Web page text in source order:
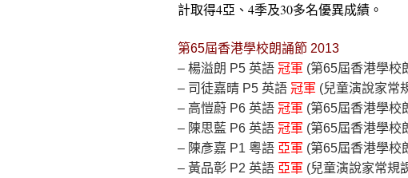
計取得4亞、 4季及30多名優異成績。
第65屆香港學校朗誦節 2013
– 楊溢朗 P5 英語 冠軍 (第65屆香港學校
– 司徒嘉晴 P5 英語 冠軍 (兒童演說家常
– 高愷蔚 P6 英語 冠軍 (第65屆香港學校
– 陳思藍 P6 英語 冠軍 (第65屆香港學校
– 陳彥嘉 P1 粵語 亞軍 (第65屆香港學校
– 黃品彰 P2 英語 亞軍 (兒童演說家常規